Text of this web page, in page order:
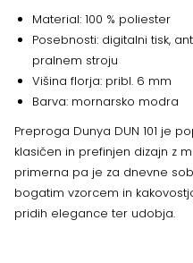
Material: 100 % poliester
Posebnosti: digitalni tisk,
pralnem stroju
Višina florja: pribl. 6 mm
Barva: mornarsko modra
Preproga Dunya DUN 101 je
klasičen in prefinjen dizajn z
primerna pa je za dnevne
bogatim vzorcem in
pridih elegance ter udobja.